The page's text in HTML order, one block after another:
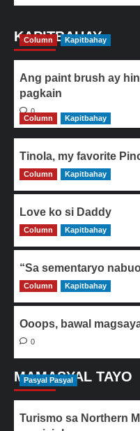
KAPITBAHAY
Column Kapitbahay
Ang paint brush ay
pagkain
0
Column
Kapitbahay
Tinola, my favorite
0
Column Kapitbahay
Love ko si Daddy
0
Column Kapitbahay
“Sa sementaryo
0
Column Kapitbahay
Ooops, bawal
0
MAMASYAL TAYO
Pasyal Pasyal
Turismo sa Northern